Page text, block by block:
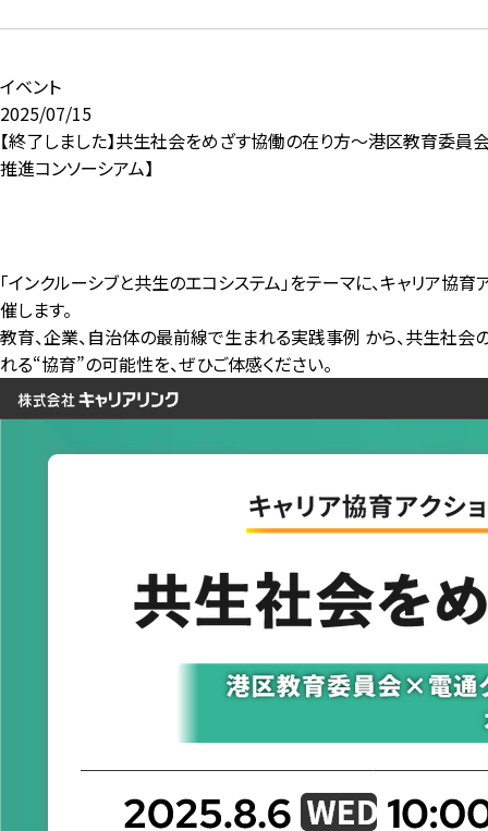
イベント
2025/07/15
【終了しました】共生社会をめざす協働の在り方～港区教育委
推進コンソーシアム】
「インクルーシブと共生のエコシステム」をテーマに、キャリア協
催します。
教育、企業、自治体の最前線で生まれる実践事例 から、共生社会
れる“協育”の可能性を、ぜひご体感ください。